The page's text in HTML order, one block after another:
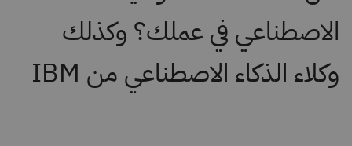
الاصطناعي في عملك؟ وكذلك
وكلاء الذكاء الاصطناعي من IBM